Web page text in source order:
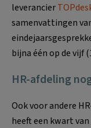
leverancier
samenvattingen
bijna één op de vijf
HR-afdeling
Ook voor andere
heeft een kwart